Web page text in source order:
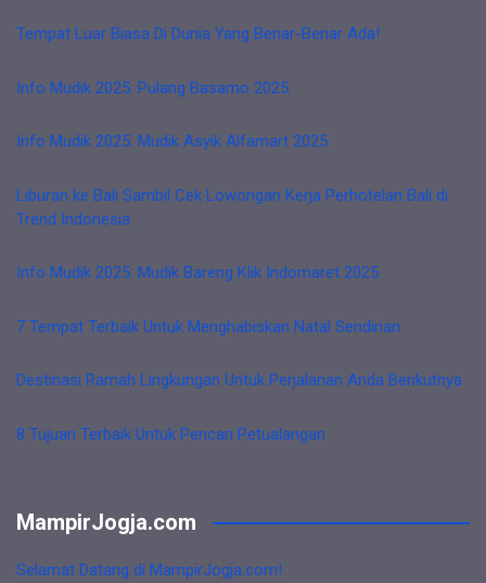
Tempat Luar Biasa Di Dunia Yang Benar-Benar Ada!
Info Mudik 2025: Pulang Basamo 2025
Info Mudik 2025: Mudik Asyik Alfamart 2025
Liburan ke Bali Sambil Cek Lowongan Kerja Perhotelan Bali di
Trend Indonesia
Info Mudik 2025: Mudik Bareng Klik Indomaret 2025
7 Tempat Terbaik Untuk Menghabiskan Natal Sendirian
Destinasi Ramah Lingkungan Untuk Perjalanan Anda Berikutnya
8 Tujuan Terbaik Untuk Pencari Petualangan
MampirJogja.com
Selamat Datang di MampirJogja.com!